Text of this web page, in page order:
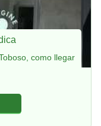
como llegar